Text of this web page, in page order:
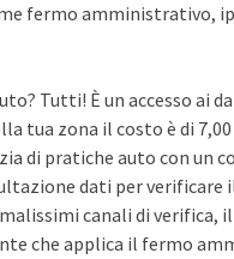
fermo amministrativo,
Tutti! È un accesso ai
tua zona il costo è di
di pratiche auto con un
dati per
canali di verifica,
che applica il fermo